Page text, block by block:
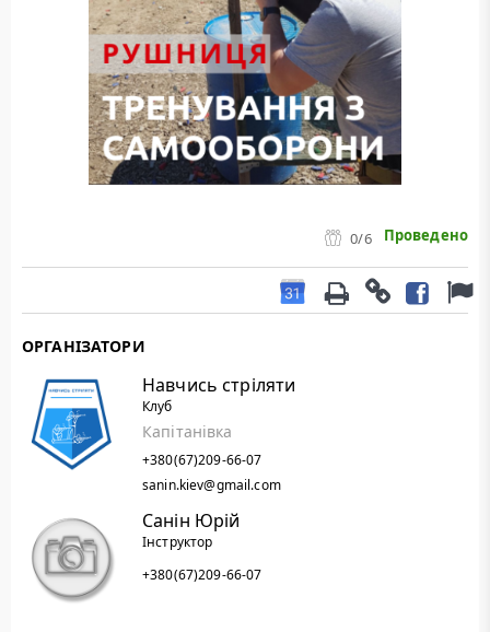
0/6 Проведено
ОРГАНІЗАТОРИ
Навчись стріляти
Клуб
Капітанівка
+380(67)209-66-07
sanin.kiev@gmail.com
Санін Юрій
Інструктор
+380(67)209-66-07